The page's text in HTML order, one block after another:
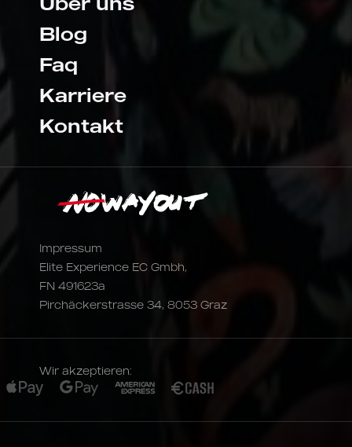
Impressum
Elite Experience EC Gmbh,
FN 491623a
Pirchäckerstrasse 34, 8053 Graz
Blog
Faq
Karriere
Kontakt
Wir akzeptieren: